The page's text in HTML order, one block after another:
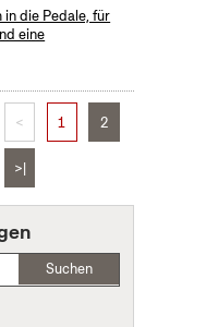
die Pedale, für
eine
< 1 2
>|
Suchen